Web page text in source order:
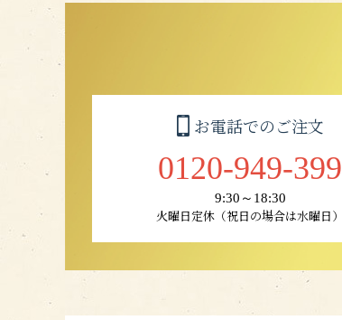
お電話でのご注文
0120-949-399
9:30～18:30
火曜日定休（祝日の場合は水曜日）